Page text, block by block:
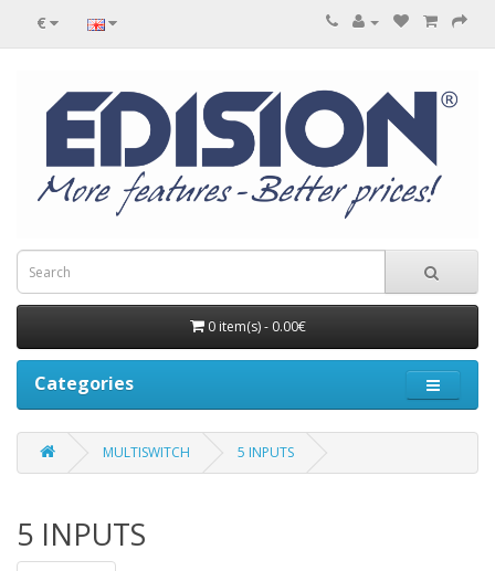
€
0 item(s) - 0.00€
Categories
MULTISWITCH 5 INPUTS
5 INPUTS